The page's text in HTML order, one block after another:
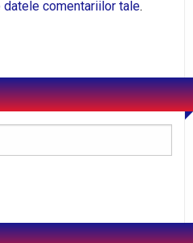
comentariilor tale.